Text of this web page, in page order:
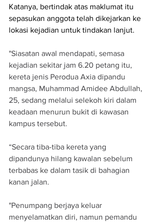
Katanya, bertindak atas maklumat itu
sepasukan anggota telah dikejarkan ke
lokasi kejadian untuk tindakan lanjut.
"Siasatan awal mendapati, semasa
kejadian sekitar jam 6.20 petang itu,
kereta jenis Perodua Axia dipandu
mangsa, Muhammad Amidee Abdullah,
25, sedang melalui selekoh kiri dalam
keadaan menurun bukit di kawasan
kampus tersebut.
“Secara tiba-tiba kereta yang
dipandunya hilang kawalan sebelum
terbabas ke dalam tasik di bahagian
kanan jalan.
"Penumpang berjaya keluar
menyelamatkan diri, namun pemandu